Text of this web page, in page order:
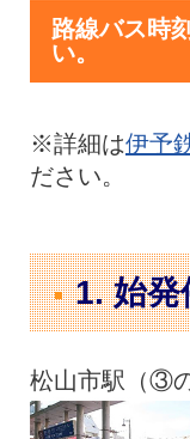
路線バス時
い。
※詳細は伊予
ださい。
1. 始発
松山市駅（③